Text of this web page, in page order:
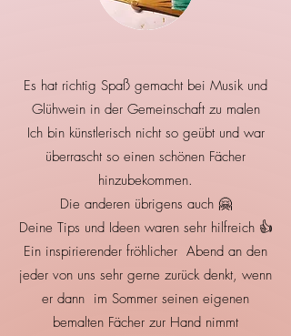
​Es hat richtig Spaß gemacht bei Musik und
Glühwein in der Gemeinschaft zu malen
Ich bin künstlerisch nicht so geübt und war
überrascht so einen schönen Fächer
hinzubekommen.
Die anderen übrigens auch 🤗
Deine Tips und Ideen waren sehr hilfreich 👍
Ein inspirierender fröhlicher Abend an den
jeder von uns sehr gerne zurück denkt, wenn
er dann im Sommer seinen eigenen
bemalten Fächer zur Hand nimmt